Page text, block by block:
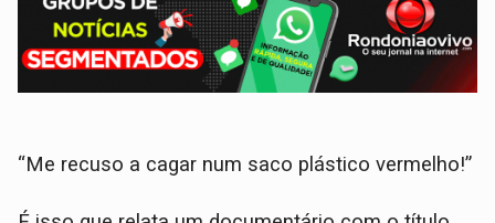
“Me recuso a cagar num saco plástico vermelho!”